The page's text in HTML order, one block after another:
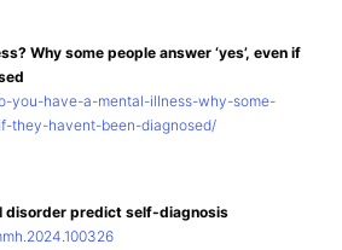
Why some people answer ‘yes’, even if
you-have-a-mental-illness-why-some-
they-havent-been-diagnosed/
disorder predict self-diagnosis